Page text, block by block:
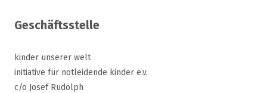
Geschäftsstelle
kinder unserer welt
initiative für notleidende kinder e.v.
c/o Josef Rudolph